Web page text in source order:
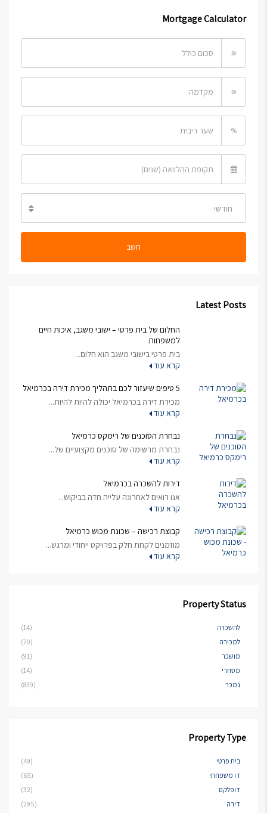
Mortgage Calculator
₪
₪
%
חודשי
חשב
Latest Posts
החלום של בית פרטי – ישובי משגב, איכות חיים
למשפחות
בית פרטי בישובי משגב הוא חלום...
קרא עוד
5 טיפים שיעזור לכם בתהליך מכירת דירה בכרמיאל
מכירת דירה בכרמיאל יכולה להיות להיות...
קרא עוד
נבחרת הסוכנים של רימקס כרמיאל
נבחרת מרשימה של סוכנים מקצועיים של...
קרא עוד
דירות להשכרה בכרמיאל
אנו רואים לאחרונה עלייה חדה בביקוש...
קרא עוד
קבוצת רכישה – שכונת מכוש כרמיאל
מוזמנים לקחת חלק בפרויקט ייחודי ומרגש...
קרא עוד
Property Status
להשכרה
(14)
למכירה
(70)
מושכר
(91)
מסחרי
(14)
נמכר
(839)
Property Type
בית פרטי
(49)
דו משפחתי
(65)
דופלקס
(32)
דירה
(295)